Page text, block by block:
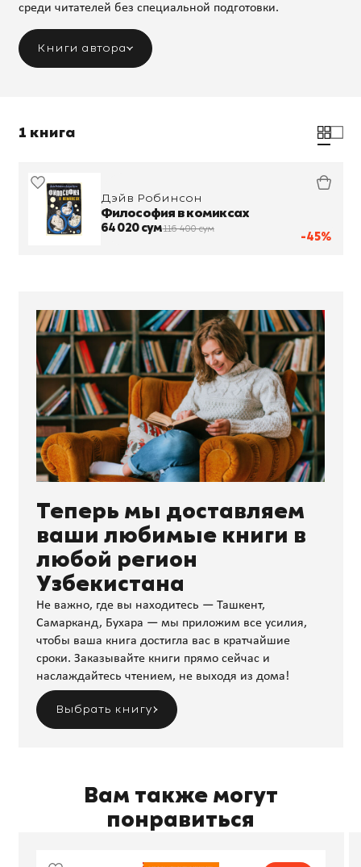
среди читателей без специальной подготовки.
Книги автора
1 книга
-45%
Дэйв Робинсон
Философия в комиксах
64 020 сум116 400 сум
Теперь мы доставляем
ваши любимые книги в
любой регион
Узбекистана
Не важно, где вы находитесь — Ташкент,
Самарканд, Бухара — мы приложим все усилия,
чтобы ваша книга достигла вас в кратчайшие
сроки. Заказывайте книги прямо сейчас и
наслаждайтесь чтением, не выходя из дома!
Выбрать книгу
Вам также могут
понравиться